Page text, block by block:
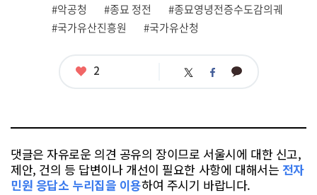
#악공청
#종묘 정전
#종묘영녕전증수도감의궤
#국가유산진흥원
#국가유산청
좋
2 트 페 카
댓글은 자유로운 의견 공유의 장이므로 서울시에 대한 신고,
제안, 건의 등 답변이나 개선이 필요한 사항에 대해서는 전자
민원 응답소 누리집을 이용하여 주시기 바랍니다.